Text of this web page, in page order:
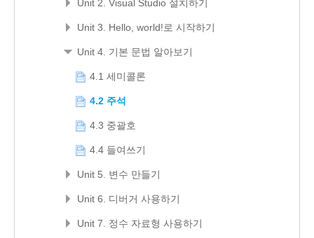
Unit 2. Visual Studio 설치하기
Unit 3. Hello, world!로 시작하기
Unit 4. 기본 문법 알아보기
4.1 세미콜론
4.2 주석
4.3 중괄호
4.4 들여쓰기
Unit 5. 변수 만들기
Unit 6. 디버거 사용하기
Unit 7. 정수 자료형 사용하기